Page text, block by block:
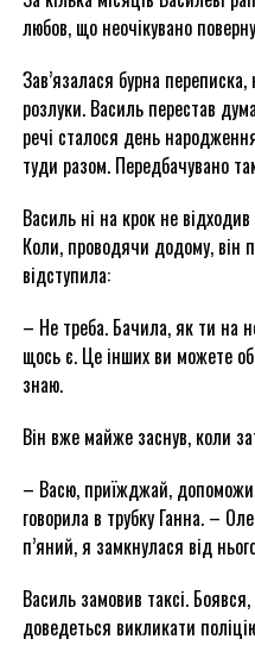
любов, що неочікувано
Зав’язалася бурна
розлуки. Василь перестав
речі сталося день
туди разом. Передбачувано
Василь ні на крок не
Коли, проводячи додому, він
відступила:
– Не треба. Бачила, як ти на
щось є. Це інших ви можете
знаю.
Він вже майже заснув, коли
– Васю, приїжджай,
говорила в трубку Ганна. –
п’яний, я замкнулася від
Василь замовив таксі.
доведеться викликати